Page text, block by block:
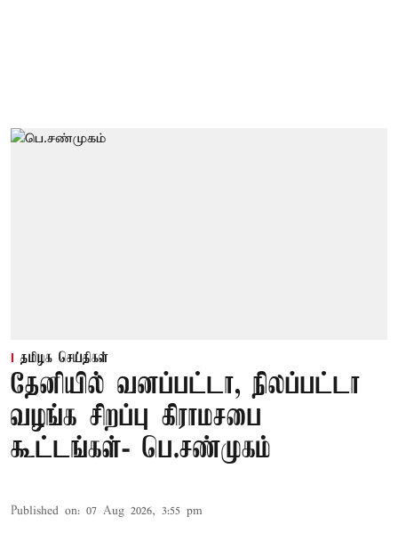
தமிழக செய்திகள்
தேனியில் வனப்பட்டா, நிலப்பட்டா
வழங்க சிறப்பு கிராமசபை
கூட்டங்கள்- பெ.சண்முகம்
Published on: 07 Aug 2026, 3:55 pm